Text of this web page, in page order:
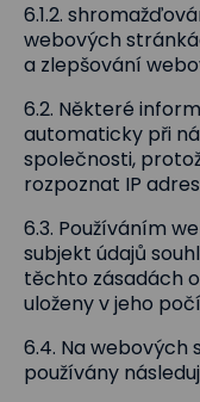
6.1.2.
webových
a zlepšování
6.2. Některé
automaticky při
společnosti,
rozpoznat IP
6.3. Používáním
subjekt údajů
těchto zásadách
uloženy v jeho
6.4. Na webových
používány